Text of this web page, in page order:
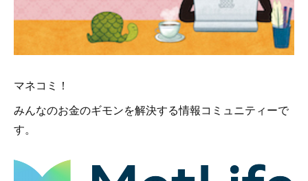
マネコミ！
みんなのお金のギモンを解決する情報コミュニティーで
す。